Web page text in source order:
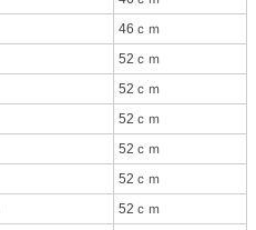
46ｃｍ
52ｃｍ
52ｃｍ
52ｃｍ
52ｃｍ
52ｃｍ
52ｃｍ